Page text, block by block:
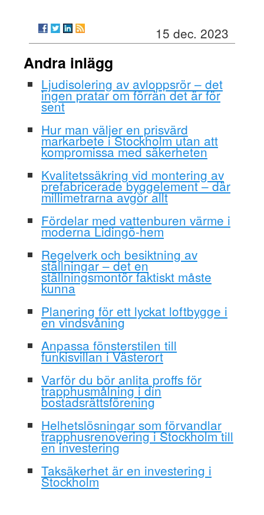
15 dec. 2023
Andra inlägg
Ljudisolering av avloppsrör – det
ingen pratar om förrän det är för
sent
Hur man väljer en prisvärd
markarbete i Stockholm utan att
kompromissa med säkerheten
Kvalitetssäkring vid montering av
prefabricerade byggelement – där
millimetrarna avgör allt
Fördelar med vattenburen värme i
moderna Lidingö-hem
Regelverk och besiktning av
ställningar – det en
ställningsmontör faktiskt måste
kunna
Planering för ett lyckat loftbygge i
en vindsvåning
Anpassa fönsterstilen till
funkisvillan i Västerort
Varför du bör anlita proffs för
trapphusmålning i din
bostadsrättsförening
Helhetslösningar som förvandlar
trapphusrenovering i Stockholm till
en investering
Taksäkerhet är en investering i
Stockholm